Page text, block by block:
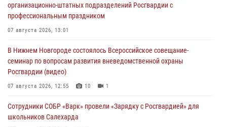
организационно-штатных подразделений Росгвардии с
профессиональным праздником
07 августа 2026, 13:01
В Нижнем Новгороде состоялось Всероссийское совещание-
семинар по вопросам развития вневедомственной охраны
Росгвардии (видео)
07 августа 2026, 12:55 10 1
Сотрудники СОБР «Варк» провели «Зарядку с Росгвардией» для
школьников Салехарда